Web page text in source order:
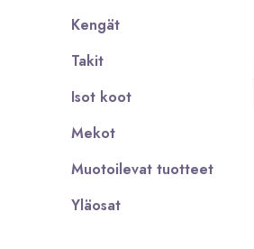
Kengät
Takit
Isot koot
Mekot
Muotoilevat tuotteet
Yläosat